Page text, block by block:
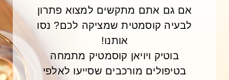
אם גם אתם מתקשים למצוא פתרון
לבעיה קוסמטית שמציקה לכם? נסו
אותנו!
בוטיק ויויאן קוסמטיק מתמחה
בטיפולים מורכבים שסייעו לאלפי